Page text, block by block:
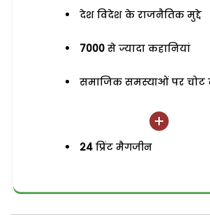
देश विदेश के राजनैतिक मुद्दे
7000 से ज्यादा कहानियां
समाजिक समस्याओं पर
24 प्रिंट मैगजीन